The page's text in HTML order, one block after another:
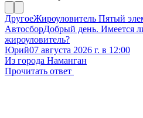
ДругоеЖироуловитель Пятый
АвтосборДобрый день. Имеется
жироуловитель?
Юрий07 августа 2026 г. в 12:00
Из города Наманган
Прочитать ответ